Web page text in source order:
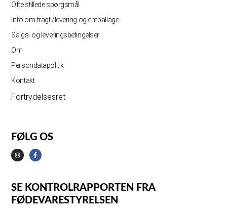
Ofte stillede spørgsmål
Info om fragt /levering og emballage
Salgs- og leveringsbetingelser
Om
Persondatapolitik
Kontakt
Fortrydelsesret
FØLG OS
SE KONTROLRAPPORTEN FRA
FØDEVARESTYRELSEN